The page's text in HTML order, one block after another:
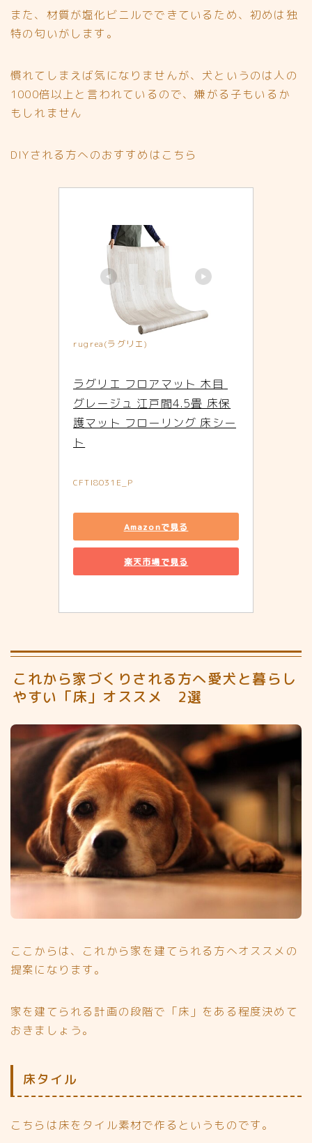
また、 材質が塩化ビニルでできているため、初めは独
特の匂いがします。
慣れてしまえば気になりませんが、犬というのは人の
1000倍以上と言われているので、嫌がる子もいるか
もしれません
DIYされる方へのおすすめはこちら
rugrea(ラグリエ)
ラグリエ フロアマット 木目
グレージュ 江戸間4.5畳 床保
護マット フローリング 床シー
ト
CFTI8031E_P
Amazonで見る
楽天市場で見る
これから家づくりされる方へ愛犬と暮らし
やすい「床」オススメ 2選
ここからは、これから家を建てられる方へオススメの
提案になります。
家を建てられる計画の段階で「床」をある程度決めて
おきましょう。
床タイル
こちらは床をタイル素材で作るというものです。